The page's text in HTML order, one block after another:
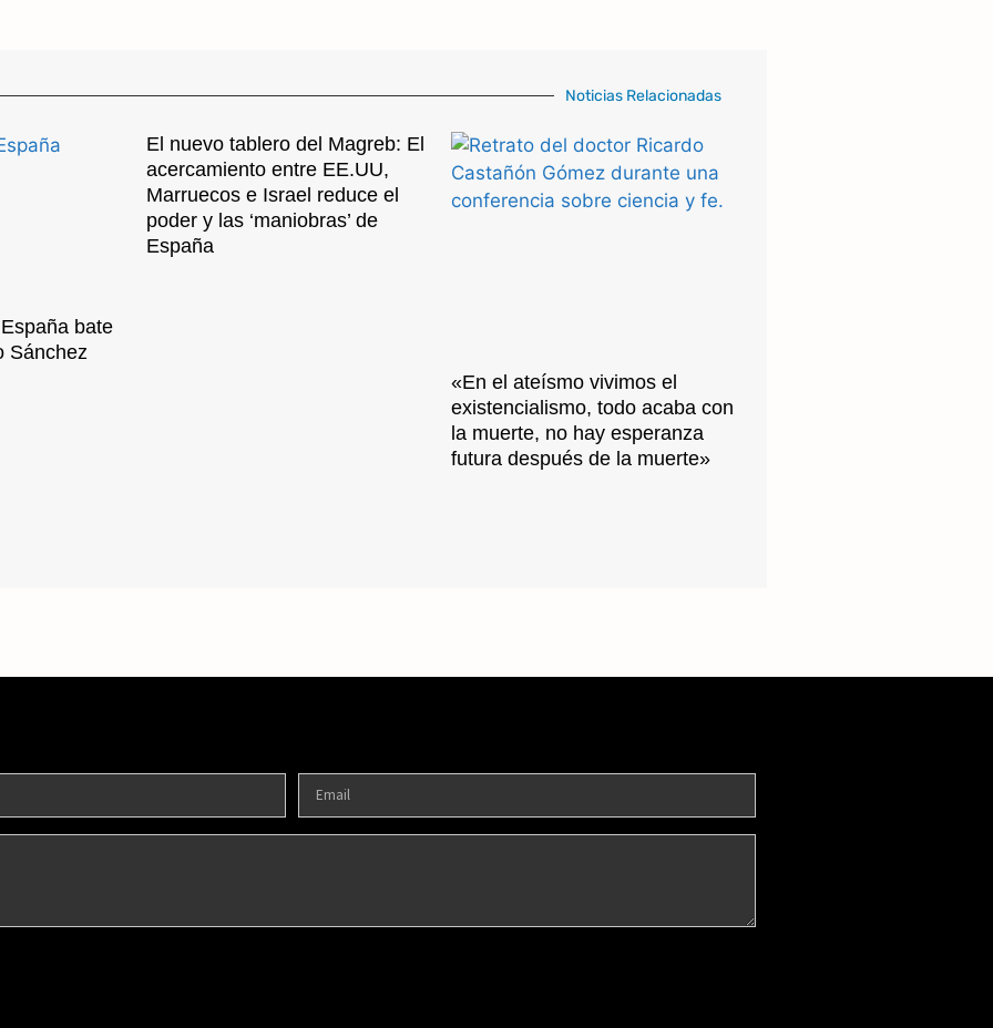
Noticias Relacionadas
bate
Sánchez
El nuevo tablero del Magreb: El
acercamiento entre EE.UU,
Marruecos e Israel reduce el
poder y las ‘maniobras’ de
España
«En el ateísmo vivimos el
existencialismo, todo acaba con
la muerte, no hay esperanza
futura después de la muerte»